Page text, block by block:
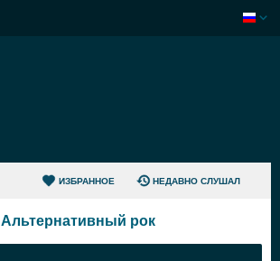
ИЗБРАННОЕ НЕДАВНО СЛУШАЛ
Альтернативный рок